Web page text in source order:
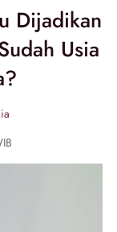
Dijadikan
Usia